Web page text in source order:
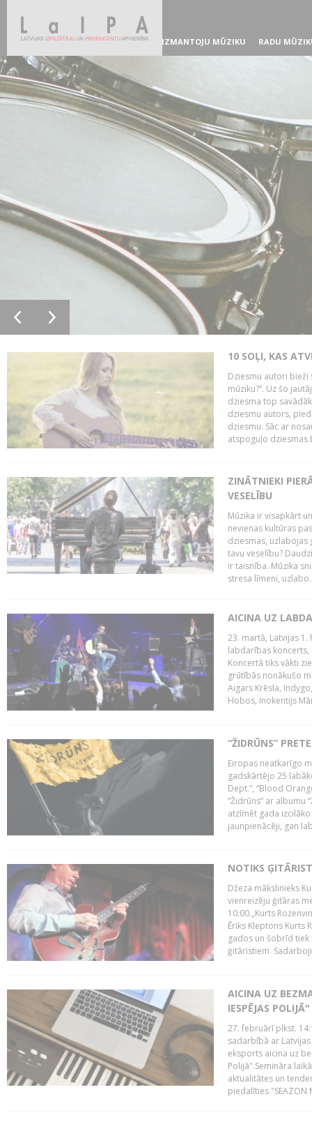
IZMANTOJU MŪZIKU RADU
10 SOĻI, KAS
Dziesmu autori bieži
mūziku?”. Uz šo
dziesma top
dziesmu autors,
dziesmu. Sāc ar
atspoguļo dziesmas
ZINĀTNIEKI
VESELĪBU
Mūzika ir visapkārt
nevienas kultūras
dziesmas, uzlabojas
tavu veselību?
ir taisnība. Mūzika
stresa līmeni,
AICINA UZ
23. martā, Latvijas 1.
labdarības koncerts,
Koncertā tiks vākti
grūtībās nonākušo
Aigars Krēsla,
Hobos, Inokentijs
“ŽIDRŪNS”
Eiropas neatkarīgo
gadskārtējo 25
Dept.”, “Blood
“Židrūns” ar albumu
atzīmēt gada
jaunpienācēji, gan
NOTIKS
Džeza mākslinieks
vienreizēju ģitāras
10:00.„Kurts
Ēriks Kleptons Kurts
gados un šobrīd
ģitāristiem.
AICINA UZ
IESPĒJAS POLIJĀ"
27. februārī plkst.
sadarbībā ar
eksports aicina uz
Polijā".Semināra
aktualitātes un
piedalīties "SEAZON